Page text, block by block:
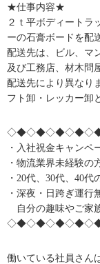
★仕事内容★
２ｔ平ボディートラ
ーの石膏ボードを配
配送先は、ビル、マ
及び工務店、材木問
配送先により異なり
フト卸・レッカー卸
・入社祝金キャンペ
・物流業界未経験の
・20代、30代、40代
・深夜・日跨ぎ運行
自分の趣味やご家
働いている社員さん